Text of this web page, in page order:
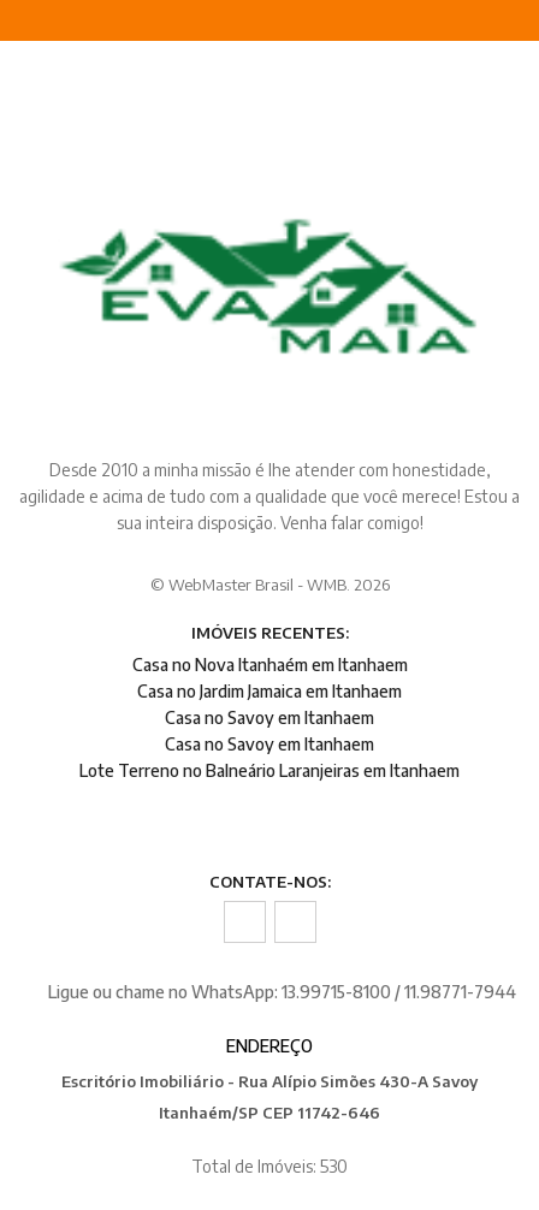
Desde 2010 a minha missão é lhe atender com honestidade,
agilidade e acima de tudo com a qualidade que você merece! Estou a
sua inteira disposição. Venha falar comigo!
© WebMaster Brasil - WMB. 2026
IMÓVEIS RECENTES:
Casa no Nova Itanhaém em Itanhaem
Casa no Jardim Jamaica em Itanhaem
Casa no Savoy em Itanhaem
Casa no Savoy em Itanhaem
Lote Terreno no Balneário Laranjeiras em Itanhaem
CONTATE-NOS:
Ligue ou chame no WhatsApp: 13.99715-8100 / 11.98771-7944
ENDEREÇO
Escritório Imobiliário - Rua Alípio Simões 430-A Savoy
Itanhaém/SP CEP 11742-646
Total de Imóveis: 530